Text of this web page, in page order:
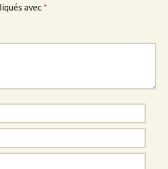
avec *